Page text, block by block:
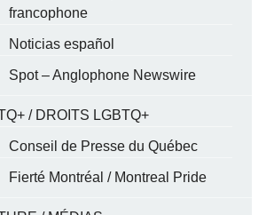
francophone
Noticias español
Spot – Anglophone Newswire
/ DROITS LGBTQ+
Conseil de Presse du Québec
Fierté Montréal / Montreal Pride